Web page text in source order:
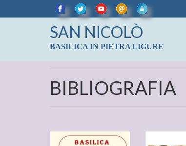
SAN NICOLÒ
BASILICA IN PIETRA LIGURE
BIBLIOGRAFIA